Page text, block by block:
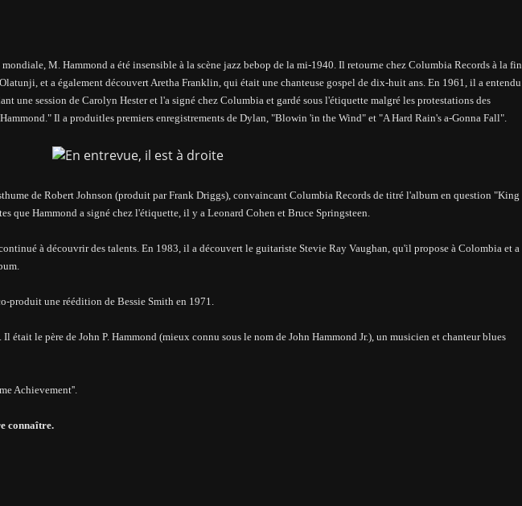
M. Hammond a été insensible à la scène jazz bebop de la mi-1940. Il retourne chez Columbia Records à la fin
et a également découvert Aretha Franklin, qui était unechanteuse gospel de dix-huit ans. En 1961, il a entendu
une session de Carolyn Hester et l'a signé chez Columbia et gardé sous l'étiquette malgré les protestations des
Il a produitles premiers enregistrements deDylan , "Blowin 'in the Wind" et "A Hard Rain's a-Gonna Fall".
de Robert Johnson (produit par Frank Driggs), convaincant Columbia Records de titré l'album en question "King
que Hammond a signé chez l'étiquette, il y a Leonard Cohen et Bruce Springsteen.
à découvrir des talents. En 1983, il a découvert le guitariste Stevie Ray Vaughan, qu'il propose à Colombia et a
produit une réédition de Bessie Smith en 1971.
était le père de John P. Hammond (mieux connu sous le nom de John Hammond Jr.), un musicien et chanteurblues
Achievement''.
connaître.